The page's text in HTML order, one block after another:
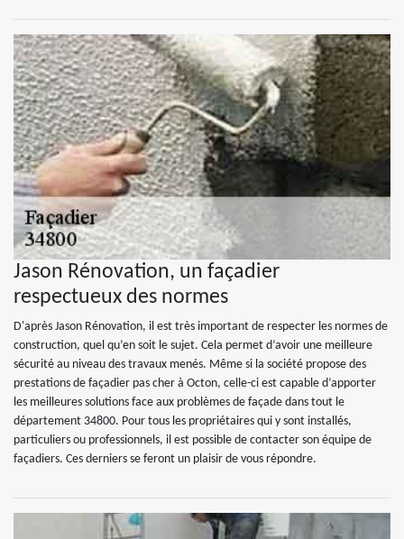
Jason Rénovation, un façadier
respectueux des normes
D'après Jason Rénovation, il est très important de respecter les normes de
construction, quel qu’en soit le sujet. Cela permet d’avoir une meilleure
sécurité au niveau des travaux menés. Même si la société propose des
prestations de façadier pas cher à Octon, celle-ci est capable d’apporter
les meilleures solutions face aux problèmes de façade dans tout le
département 34800. Pour tous les propriétaires qui y sont installés,
particuliers ou professionnels, il est possible de contacter son équipe de
façadiers. Ces derniers se feront un plaisir de vous répondre.